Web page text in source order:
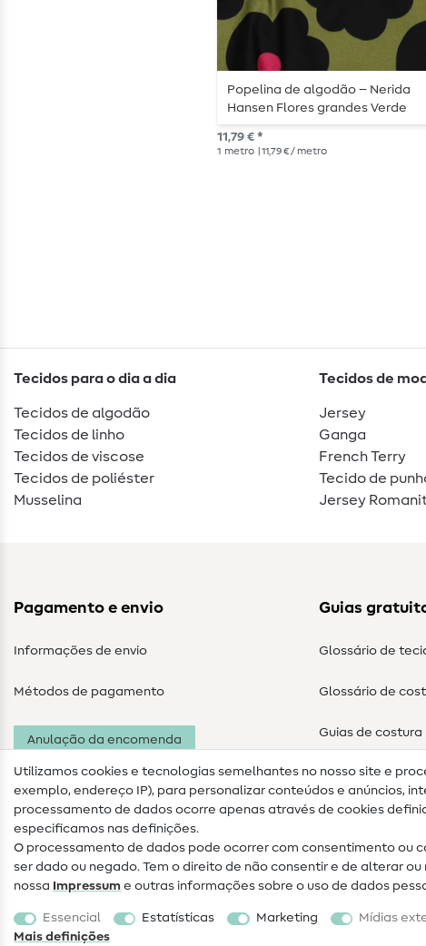
Popelina de algodão – Nerida
Hansen Flores grandes Verde
musgo
11,79 € *
1 metro | 11,79 € / metro
Tecidos para o dia a dia
Tecidos de algodão
Tecidos de linho
Tecidos de viscose
Tecidos de poliéster
Musselina
Tecidos de
Jersey
Ganga
French Terry
Tecido de
Jersey
Pagamento e envio
Informações de envio
Métodos de pagamento
Anulação da encomenda
Guias
Glossário de
Glossário de
Guias de costura
Utilizamos cookies e tecnologias semelhantes no nosso site e
exemplo, endereço IP), para personalizar conteúdos e anúncios,
processamento de dados ocorre apenas através de cookies
especificamos nas definições.
O processamento de dados pode ocorrer com consentimento ou
ser dado ou negado. Tem o direito de não consentir e de alterar
nossa Impressum e outras informações sobre o uso de dados
Essencial Estatísticas Marketing Mídias
Mais definições
Informações legais Proteção de dados
Termos e
condições